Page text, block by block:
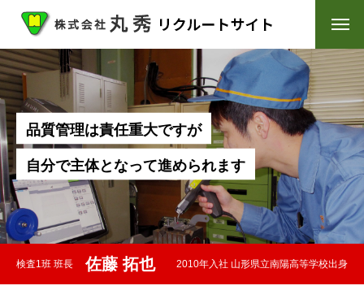
トップページ
メッセージ
丸秀を知る
仕事を知る
先輩社員インタビュー
募集要項
品質管理は責任重大ですが
自分で主体となって進められます
検査1班 班長 佐藤 拓也 2010年入社 山形県立南陽高等学校出身